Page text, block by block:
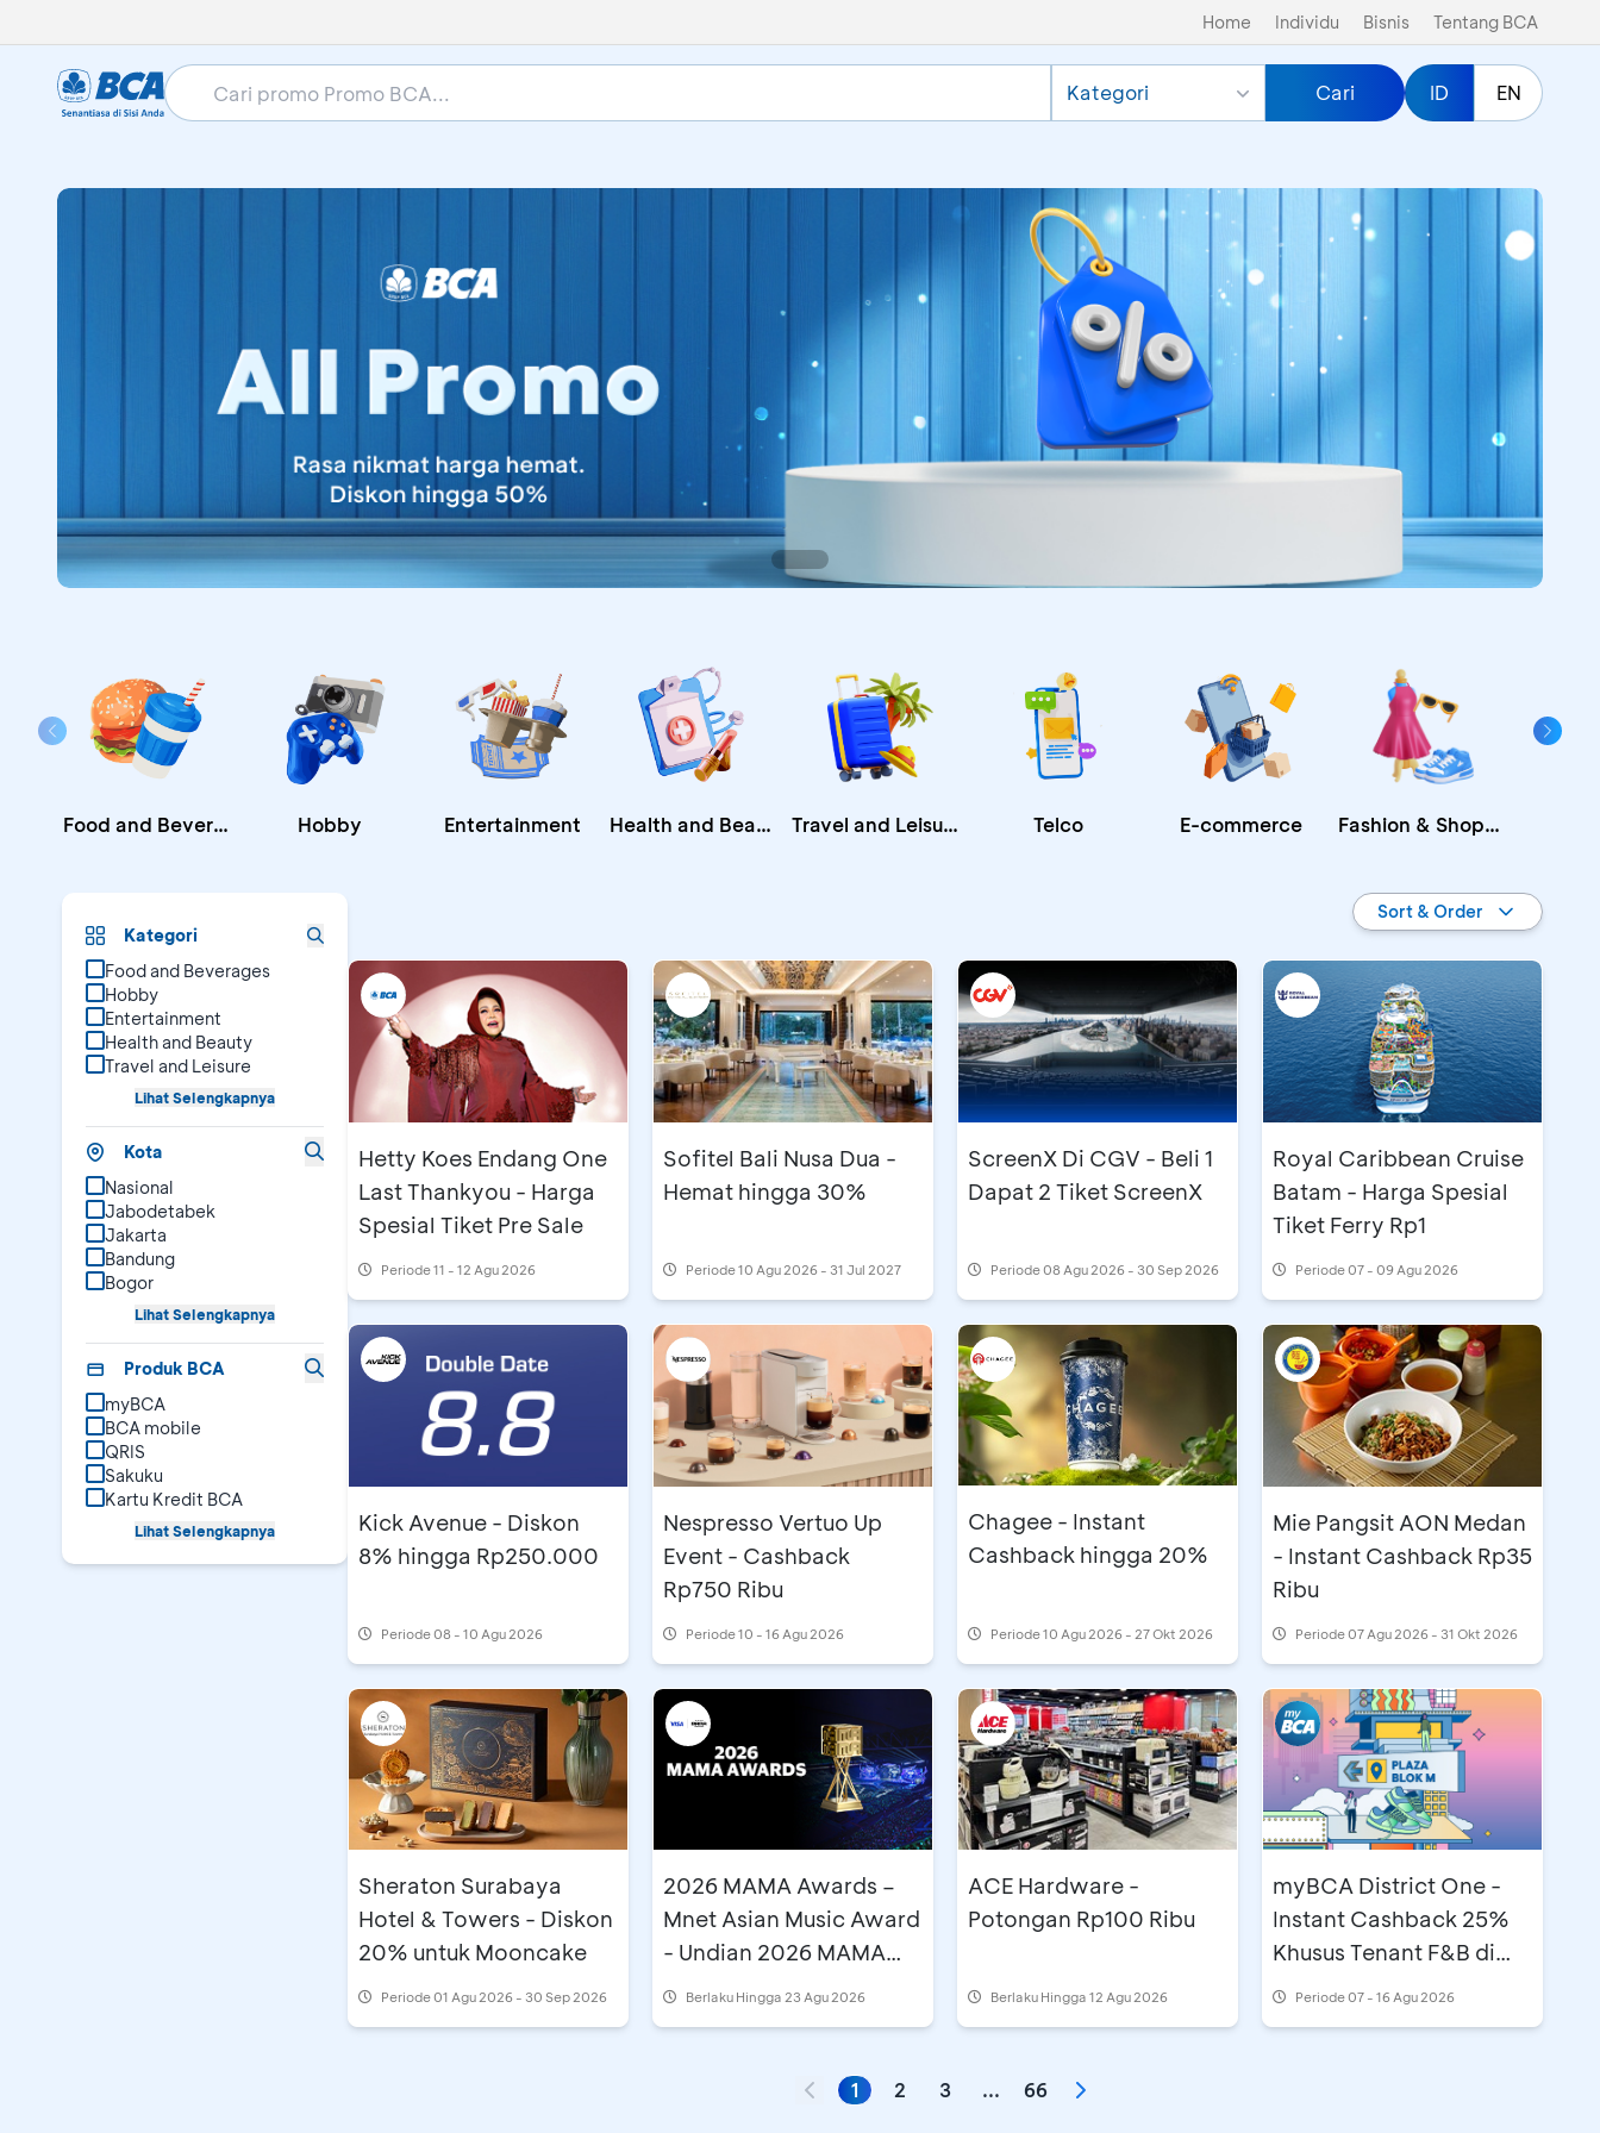
Home Individu Bisnis Tentang BCA
Kategori Cari ID EN
Food and Beverages Hobby Entertainment Health and Beauty Travel and Leisure Telco E-commerce Fashion & Shopping
Kategori
Food and Beverages
Hobby
Entertainment
Health and Beauty
Travel and Leisure
Lihat Selengkapnya
Kota
Nasional
Jabodetabek
Jakarta
Bandung
Bogor
Lihat Selengkapnya
Produk BCA
myBCA
BCA mobile
QRIS
Sakuku
Kartu Kredit BCA
Lihat Selengkapnya
Sort & Order
Hetty Koes Endang One
Last Thankyou - Harga
Spesial Tiket Pre Sale
Periode11 - 12 Agu 2026
Sofitel Bali Nusa Dua -
Hemat hingga 30%
Periode10 Agu 2026 - 31 Jul 2027
ScreenX Di CGV - Beli 1
Dapat 2 Tiket ScreenX
Periode08 Agu 2026 - 30 Sep 2026
Royal Caribbean Cruise
Batam - Harga Spesial
Tiket Ferry Rp1
Periode07 - 09 Agu 2026
Kick Avenue - Diskon
8% hingga Rp250.000
Periode08 - 10 Agu 2026
Nespresso Vertuo Up
Event - Cashback
Rp750 Ribu
Periode10 - 16 Agu 2026
Chagee - Instant
Cashback hingga 20%
Periode10 Agu 2026 - 27 Okt 2026
Mie Pangsit AON Medan
- Instant Cashback Rp35
Ribu
Periode07 Agu 2026 - 31 Okt 2026
Sheraton Surabaya
Hotel & Towers - Diskon
20% untuk Mooncake
Periode01 Agu 2026 - 30 Sep 2026
2026 MAMA Awards –
Mnet Asian Music Award
- Undian 2026 MAMA
Awards di Astindo
Berlaku Hingga 23 Agu 2026
ACE Hardware -
Potongan Rp100 Ribu
Berlaku Hingga 12 Agu 2026
myBCA District One -
Instant Cashback 25%
Khusus Tenant F&B di
Plaza Blok M
Periode07 - 16 Agu 2026
1 2 3 ... 66